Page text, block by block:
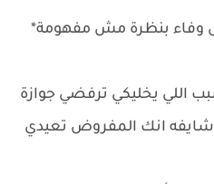
وفاء بنظرة مش مفهومة*
اللي يخليكي ترفضي جوازة
شايفه انك المفروض تعيدي